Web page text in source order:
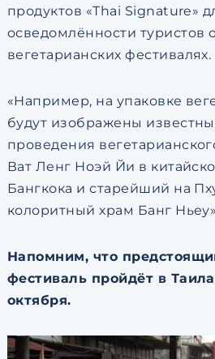
продуктов «Thai Signature»
осведомлённости туристов
вегетарианских фестивалях.
«Например, на упаковке
будут изображены
проведения
Ват Ленг Ноэй Йи в
Бангкока и старейший на
колоритный храм Банг
Напомним, что
фестиваль пройдёт в
октября.